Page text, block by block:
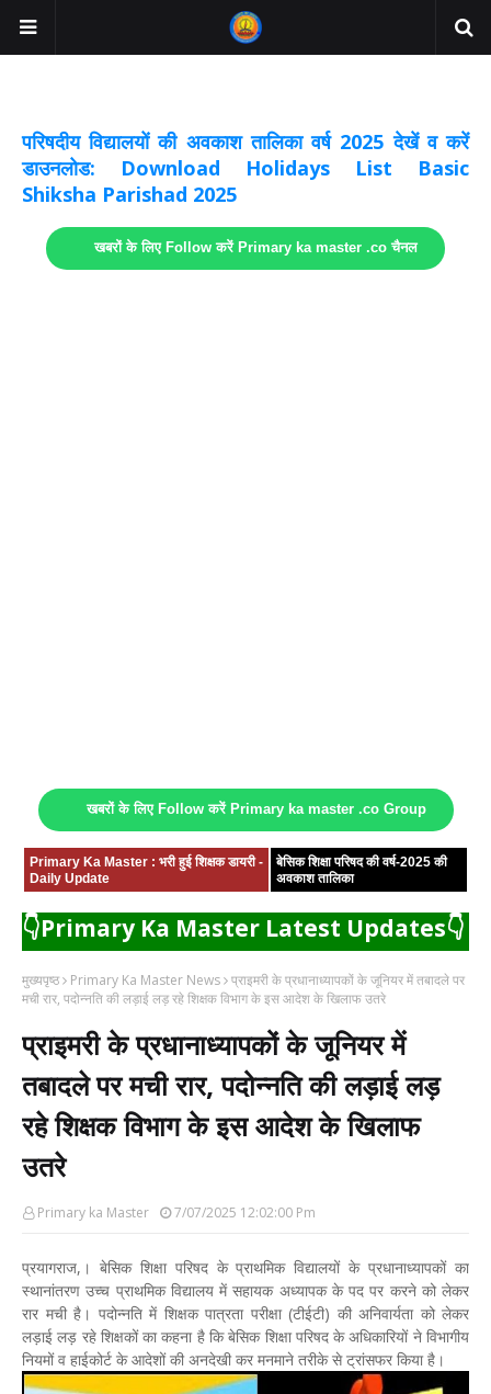
परिषदीय विद्यालयों की अवकाश तालिका वर्ष 2025 देखें व करें
डाउनलोड: Download Holidays List Basic
Shiksha Parishad 2025
खबरों के लिए Follow करें Primary ka master .co चैनल
खबरों के लिए Follow करें Primary ka master .co Group
Primary Ka Master : भरी हुई शिक्षक डायरी -
Daily Update
बेसिक शिक्षा परिषद की वर्ष-2025 की
अवकाश तालिका
👇Primary Ka Master Latest Updates👇
मुख्यपृष्ठ Primary Ka Master News प्राइमरी के प्रधानाध्यापकों के जूनियर में तबादले पर
मची रार, पदोन्नति की लड़ाई लड़ रहे शिक्षक विभाग के इस आदेश के खिलाफ उतरे
प्राइमरी के प्रधानाध्यापकों के जूनियर में
तबादले पर मची रार, पदोन्नति की लड़ाई लड़
रहे शिक्षक विभाग के इस आदेश के खिलाफ
उतरे
Primary ka Master 7/07/2025 12:02:00 Pm
प्रयागराज,। बेसिक शिक्षा परिषद के प्राथमिक विद्यालयों के प्रधानाध्यापकों का
स्थानांतरण उच्च प्राथमिक विद्यालय में सहायक अध्यापक के पद पर करने को लेकर
रार मची है। पदोन्नति में शिक्षक पात्रता परीक्षा (टीईटी) की अनिवार्यता को लेकर
लड़ाई लड़ रहे शिक्षकों का कहना है कि बेसिक शिक्षा परिषद के अधिकारियों ने विभागीय
नियमों व हाईकोर्ट के आदेशों की अनदेखी कर मनमाने तरीके से ट्रांसफर किया है।